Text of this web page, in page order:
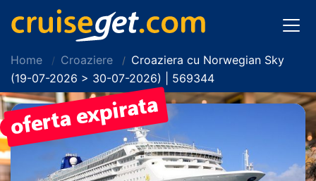
Home Croaziere
Croaziera cu Norwegian Sky
(19-07-2026 > 30-07-2026) | 569344
PRET REDUS!